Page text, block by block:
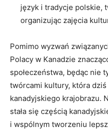
język i tradycje polskie,
organizując zajęcia
Pomimo wyzwań
Polacy w Kanadzie
społeczeństwa, będąc nie
twórcami kultury, która
kanadyjskiego krajobrazu.
stała się częścią
i wspólnym tworzeniu